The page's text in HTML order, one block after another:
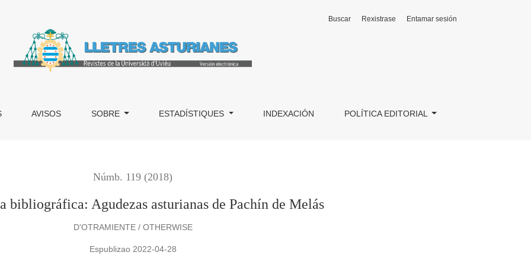
AVISOS SOBRE ESTADÍSTIQUES INDEXACIÓN POLÍTICA EDITORIAL
Buscar Rexistrase Entamar sesión
Númb. 119 (2018)
bibliográfica: Agudezas asturianas de Pachín de Melás
D'OTRAMIENTE / OTHERWISE
Espublizao 2022-04-28